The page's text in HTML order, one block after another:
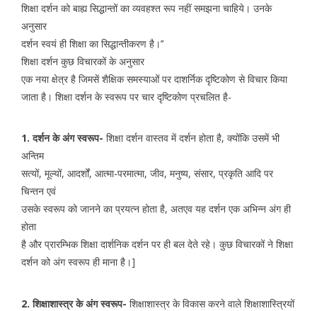
शिक्षा दर्शन को बाह्य सिद्धान्तों का व्यवहश्त रूप नहीं समझना चाहिये। उनके
अनुसार
दर्शन स्वयं ही शिक्षा का सिद्धान्तीकरण है।’’
शिक्षा दर्शन कुछ विचारकों के अनुसार
एक नया क्षेत्र है जिमसें शैक्षिक समस्याओं पर दाशर्निक दृष्टिकोण से विचार किया
जाता है। शिक्षा दर्शन के स्वरूप पर चार दृष्टिकोण प्रचलित है-
1. दर्शन के अंग स्वरूप- शिक्षा दर्शन वास्तव में दर्शन होता है, क्योंकि उसमें भी
अन्तिम
सत्यों, मूल्यों, आदर्शों, आत्मा-परमात्मा, जीव, मनुष्य, संसार, प्रकृति आदि पर
चिन्तन एवं
उसके स्वरूप को जानने का प्रयत्न होता है, अतएव यह दर्शन एक अभिन्न अंग ही
होता
है और प्रारम्भिक शिक्षा दार्शनिक दर्शन पर ही बल देते रहे। कुछ विचारकों ने शिक्षा
दर्शन को अंग स्वरूप ही माना है।]
2. शिक्षाशास्त्र के अंग स्वरूप- शिक्षाशास्त्र के विकास करने वाले शिक्षाशास्त्रियों